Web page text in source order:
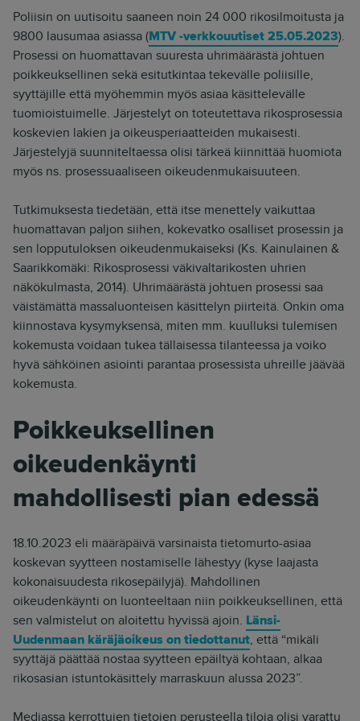
Poliisin on uutisoitu saaneen noin 24 000 rikosilmoitusta ja
9800 lausumaa asiassa (MTV -verkkouutiset 25.05.2023).
Prosessi on huomattavan suuresta uhrimäärästä johtuen
poikkeuksellinen sekä esitutkintaa tekevälle poliisille,
syyttäjille että myöhemmin myös asiaa käsittelevälle
tuomioistuimelle. Järjestelyt on toteutettava rikosprosessia
koskevien lakien ja oikeusperiaatteiden mukaisesti.
Järjestelyjä suunniteltaessa olisi tärkeä kiinnittää huomiota
myös ns. prosessuaaliseen oikeudenmukaisuuteen.
Tutkimuksesta tiedetään, että itse menettely vaikuttaa
huomattavan paljon siihen, kokevatko osalliset prosessin ja
sen lopputuloksen oikeudenmukaiseksi (Ks. Kainulainen &
Saarikkomäki: Rikosprosessi väkivaltarikosten uhrien
näkökulmasta, 2014). Uhrimäärästä johtuen prosessi saa
väistämättä massaluonteisen käsittelyn piirteitä. Onkin oma
kiinnostava kysymyksensä, miten mm. kuulluksi tulemisen
kokemusta voidaan tukea tällaisessa tilanteessa ja voiko
hyvä sähköinen asiointi parantaa prosessista uhreille jäävää
kokemusta.
Poikkeuksellinen
oikeudenkäynti
mahdollisesti pian edessä
18.10.2023 eli määräpäivä varsinaista tietomurto-asiaa
koskevan syytteen nostamiselle lähestyy (kyse laajasta
kokonaisuudesta rikosepäilyjä). Mahdollinen
oikeudenkäynti on luonteeltaan niin poikkeuksellinen, että
sen valmistelut on aloitettu hyvissä ajoin. Länsi-
Uudenmaan käräjäoikeus on tiedottanut, että “mikäli
syyttäjä päättää nostaa syytteen epäiltyä kohtaan, alkaa
rikosasian istuntokäsittely marraskuun alussa 2023”.
Mediassa kerrottujen tietojen perusteella tiloja olisi varattu